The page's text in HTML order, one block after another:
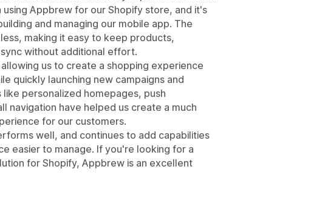
Appbrew for our Shopify store, and it's
and managing our mobile app. The
making it easy to keep products,
without additional effort.
us to create a shopping experience
quickly launching new campaigns and
personalized homepages, push
navigation have helped us create a much
for our customers.
well, and continues to add capabilities
easier to manage. If you're looking for a
for Shopify, Appbrew is an excellent